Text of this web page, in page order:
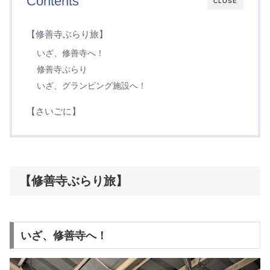
【修善寺ぶらり旅】
いざ、修善寺へ！
修善寺ぶらり
いざ、グランピング施設へ！
【さいごに】
【修善寺ぶらり旅】
いざ、修善寺へ！